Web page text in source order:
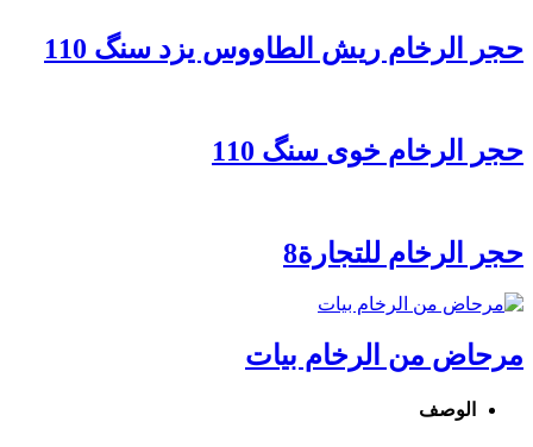
حجر الرخام ریش الطاووس یزد سنگ 110
حجر الرخام خوی سنگ 110
حجر الرخام للتجارة8
مرحاض من الرخام بیات
الوصف